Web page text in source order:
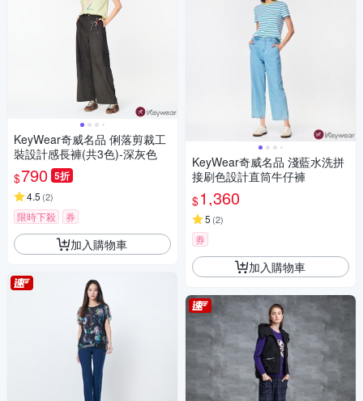
KeyWear奇威名品 俐落剪裁工
裝設計感長褲(共3色)-深灰色
$790 5折
4.5 (2)
限時下殺 券
加入購物車
KeyWear奇威名品 淺藍水洗拼
接刷色設計直筒牛仔褲
$1,360
5 (2)
券
加入購物車